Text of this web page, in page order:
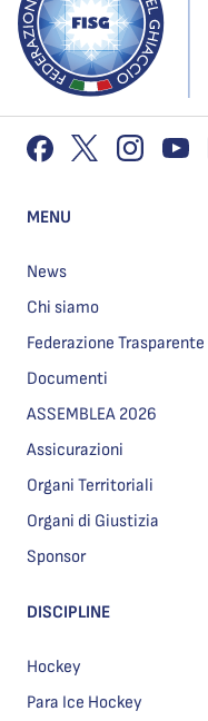
MENU
News
Chi siamo
Federazione Trasparente
Documenti
ASSEMBLEA 2026
Assicurazioni
Organi Territoriali
Organi di Giustizia
Sponsor
DISCIPLINE
Hockey
Para Ice Hockey